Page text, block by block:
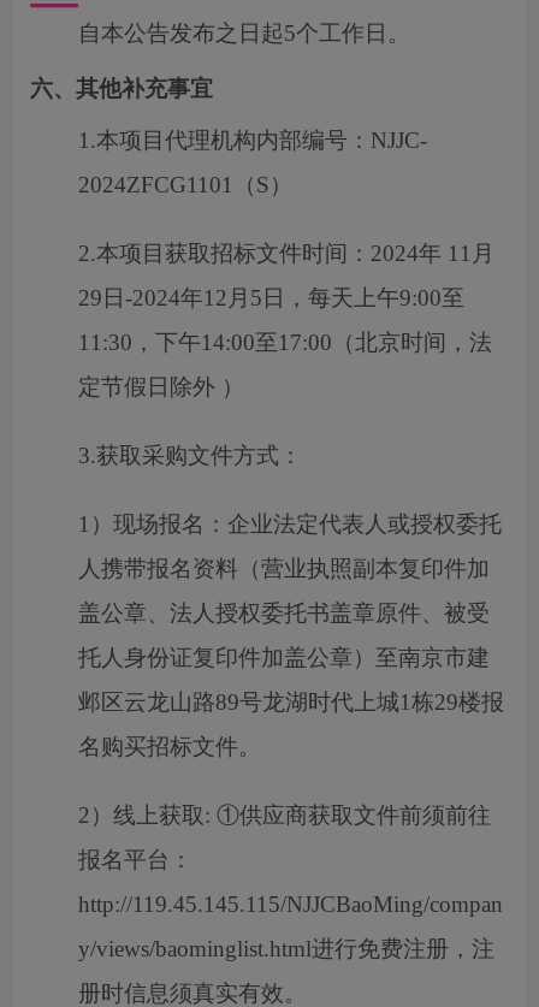
自本公告发布之日起5个工作日。
六、其他补充事宜
1.本项目代理机构内部编号： NJJC-
2024ZFCG1101（S）
2.本项目获取招标文件时间： 2024年 11月
29日-2024年12月5日，每天上午9:00至
11:30，下午14:00至17:00（北京时间，法
定节假日除外 ）
3.获取采购文件方式：
1）现场报名：企业法定代表人或授权委托
人携带报名资料（营业执照副本复印件加
盖公章、法人授权委托书盖章原件、被受
托人身份证复印件加盖公章）至南京市建
邺区云龙山路89号龙湖时代上城1栋29楼报
名购买招标文件。
2）线上获取: ①供应商获取文件前须前往
报名平台：
http://119.45.145.115/NJJCBaoMing/compan
y/views/baominglist.html进行免费注册，注
册时信息须真实有效。